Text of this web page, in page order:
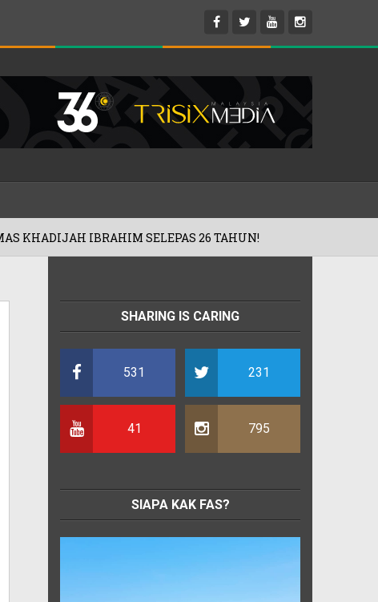
SELEPAS 26 TAHUN! 01/08/2026
SHARING IS CARING
531 231
41 795
SIAPA KAK FAS?